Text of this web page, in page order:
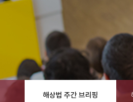
해상법 주간 브리핑